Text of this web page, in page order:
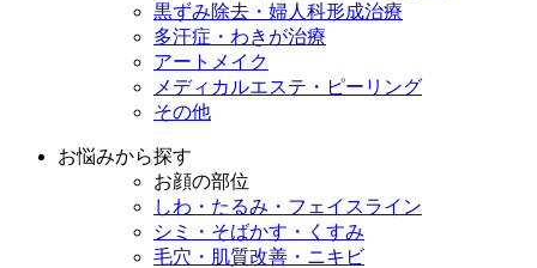
黒ずみ除去・婦人科形成治療
多汗症・わきが治療
アートメイク
メディカルエステ・ピーリング
その他
お悩みから探す
お顔の部位
しわ・たるみ・フェイスライン
シミ・そばかす・くすみ
毛穴・肌質改善・ニキビ